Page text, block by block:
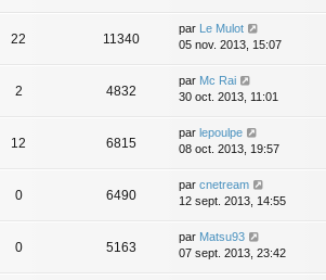
22 11340
par Le Mulot
05 nov. 2013, 15:07
2 4832
par Mc Rai
30 oct. 2013, 11:01
12 6815
par lepoulpe
08 oct. 2013, 19:57
0 6490
par cnetream
12 sept. 2013, 14:55
0 5163
par Matsu93
07 sept. 2013, 23:42